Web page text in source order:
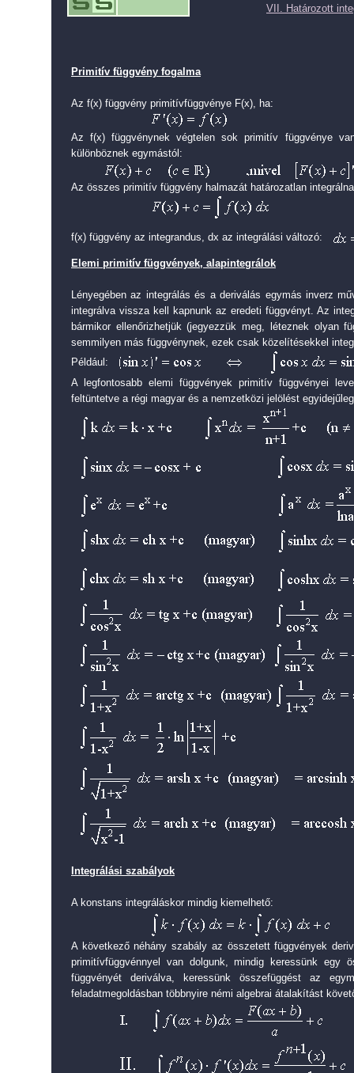
VII. Határozott
Primitív függvény fogalma
Az f(x) függvény primitívfüggvénye F(x), ha:
Az f(x) függvénynek végtelen sok primitív függvénye
különböznek egymástól:
Az összes primitív függvény halmazát határozatlan
f(x) függvény az integrandus, dx az integrálási változó:
Elemi primitív függvények, alapintegrálok
Lényegében az integrálás és a deriválás egymás inverz
integrálva vissza kell kapnunk az eredeti függvényt. Az
bármikor ellenőrizhetjük (jegyezzük meg, léteznek olyan
semmilyen más függvénynek, ezek csak közelítésekkel
Például:
A legfontosabb elemi függvények primitív függvényei
feltüntetve a régi magyar és a nemzetközi jelölést
Integrálási szabályok
A konstans integráláskor mindig kiemelhető:
A következő néhány szabály az összetett függvények
primitívfüggvénnyel van dolgunk, mindig keressünk egy
függvényét deriválva, keressünk összefüggést az
feladatmegoldásban többnyire némi algebrai átalakítást